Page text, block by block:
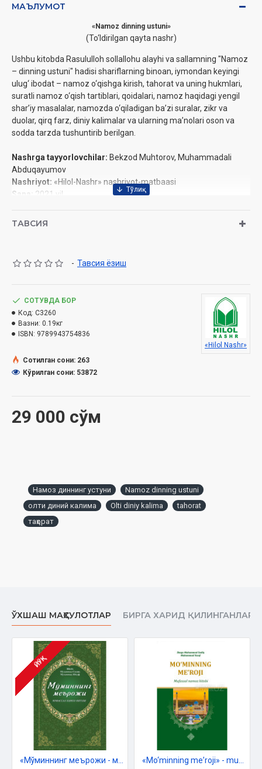
МАЪЛУМОТ
«Namoz dinning ustuni»
(To‘ldirilgan qayta nashr)
Ushbu kitobda Rasululloh sollallohu alayhi va sallamning "Namoz
– dinning ustuni" hadisi shariflarning binoan, iymondan keyingi
ulug‘ ibodat – namoz o‘qishga kirish, tahorat va uning hukmlari,
suratli namoz o‘qish tartiblari, qoidalari, namoz haqidagi yengil
sharʼiy masalalar, namozda o‘qiladigan baʼzi suralar, zikr va
duolar, qirq farz, diniy kalimalar va ularning maʼnolari oson va
sodda tarzda tushuntirib berilgan.
Nashrga tayyorlovchilar: Bekzod Muhtorov, Muhammadali
Abduqayumov
Nashriyot: «Hilol-Nashr» nashriyot-matbaasi
Sana:
2021 yil
ISBN:978-9943-7548-3-6
O‘zbekiston Respublikasi Vazirlar Mahkamasi huzuridagi Din
Mundarija:
Tahorat
Tayammum
Qirq farz
Olti diniy kalima
ТАВСИЯ
- Тавсия ёзиш
29 000 сўм
СОТУВДА БОР
Код: C3260
Вазни: 0.19кг
ISBN: 9789943754836
«Hilol Nashr»
Сотилган сони: 263
Кўрилган сони: 53872
Намоз диннинг устуни
Namoz dinning ustuni
олти диний калима
Olti diniy kalima
tahorat
таҳорат
ЎХШАШ МАҲСУЛОТЛАР БИРГА ХАРИД ҚИЛИНГАНЛАР
ЙЎҚ